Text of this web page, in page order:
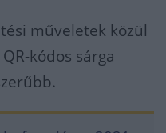
műveletek közül
kódos sárga